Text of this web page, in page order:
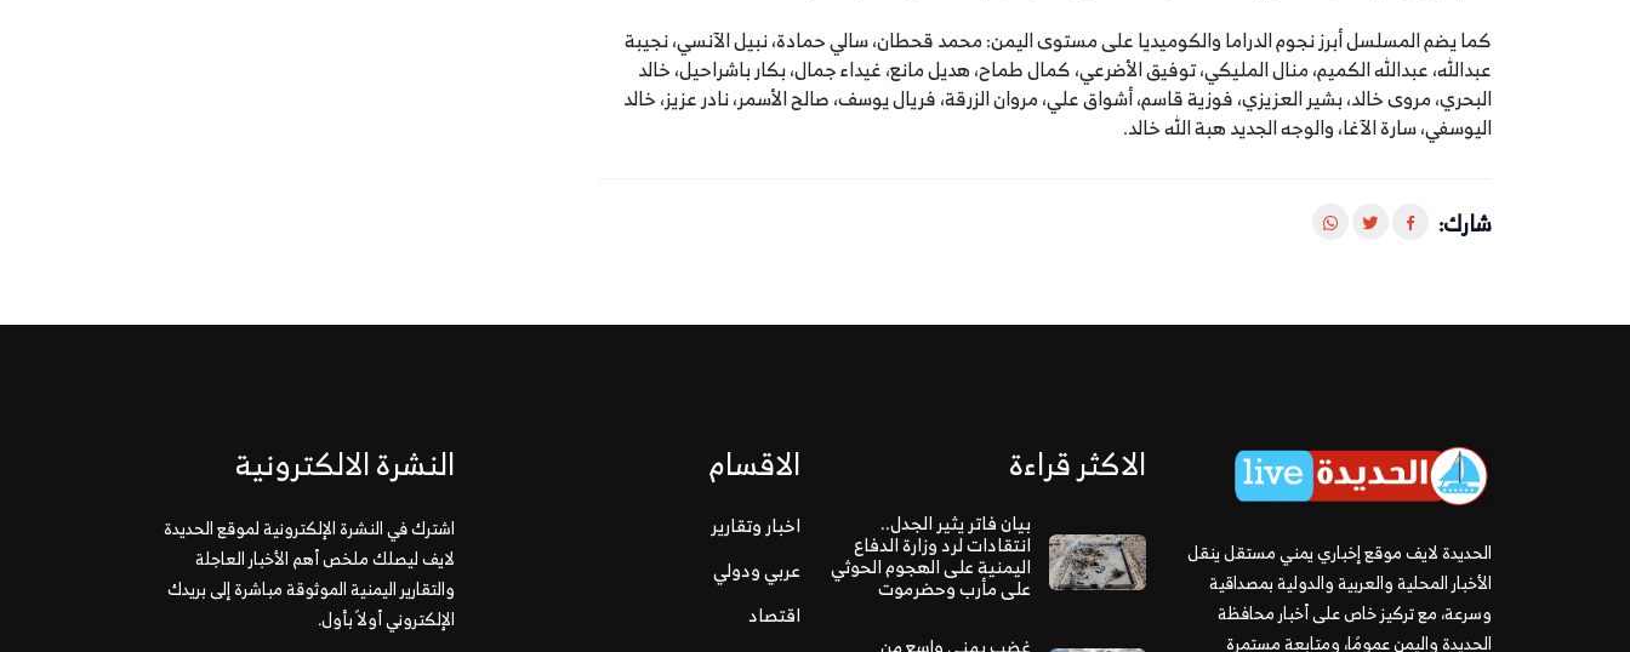
كما يضم المسلسل أبرز نجوم الدراما والكوميديا على مستوى اليمن: محمد قحطان، سالي حمادة، نبيل الآنسي، نجيبة
عبدالله، عبدالله الكميم، منال المليكي، توفيق الأضرعي، كمال طماح، هديل مانع، غيداء جمال، بكار باشراحيل، خالد
البحري، مروى خالد، بشير العزيزي، فوزية قاسم، أشواق علي، مروان الزرقة، فريال يوسف، صالح الأسمر، نادر عزيز، خالد
اليوسفي، سارة الآغا، والوجه الجديد هبة الله خالد.
شارك:
الحديدة لايف موقع إخباري يمني مستقل ينقل
الأخبار المحلية والعربية والدولية بمصداقية
وسرعة، مع تركيز خاص على أخبار محافظة
الحديدة واليمن عمومًا، ومتابعة مستمرة
الاكثر قراءة
بيان فاتر يثير الجدل..
انتقادات لرد وزارة الدفاع
اليمنية على الهجوم الحوثي
على مأرب وحضرموت
الاقسام
اخبار وتقارير
عربي ودولي
اقتصاد
النشرة الالكترونية
اشترك في النشرة الإلكترونية لموقع الحديدة
لايف ليصلك ملخص أهم الأخبار العاجلة
والتقارير اليمنية الموثوقة مباشرة إلى بريدك
الإلكتروني أولاً بأول.